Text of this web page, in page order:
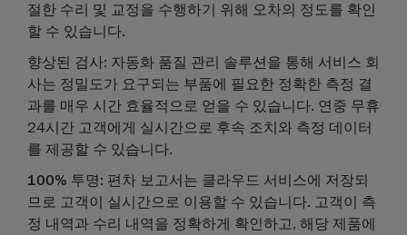
절한 수리 및 교정을 수행하기 위해 오차의 정도를 확인
할 수 있습니다.
향상된 검사: 자동화 품질 관리 솔루션을 통해 서비스 회
사는 정밀도가 요구되는 부품에 필요한 정확한 측정 결
과를 매우 시간 효율적으로 얻을 수 있습니다. 연중 무휴
24시간 고객에게 실시간으로 후속 조치와 측정 데이터
를 제공할 수 있습니다.
100% 투명: 편차 보고서는 클라우드 서비스에 저장되
므로 고객이 실시간으로 이용할 수 있습니다. 고객이 측
정 내역과 수리 내역을 정확하게 확인하고, 해당 제품에